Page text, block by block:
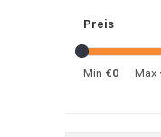
Preis
Min €0 Max